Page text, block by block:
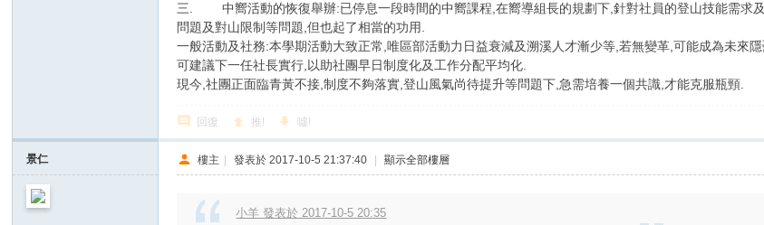
三. 中嚮活動的恢復舉辦:已停息一段時間的中嚮課程,在嚮導組長的規劃下,針對社員的登山技能需求
問題及對山限制等問題,但也起了相當的功用.
一般活動及社務:本學期活動大致正常,唯區部活動力日益衰減及溯溪人才漸少等,若無變革,可能成為未來
可建議下一任社長實行,以助社團早日制度化及工作分配平均化.
現今,社團正面臨青黃不接,制度不夠落實,登山風氣尚待提升等問題下,急需培養一個共識,才能克服瓶頸.
回復 推! 噓!
景仁 樓主 | 發表於 2017-10-5 21:37:40 | 顯示全部樓層
小羊 發表於 2017-10-5 20:35